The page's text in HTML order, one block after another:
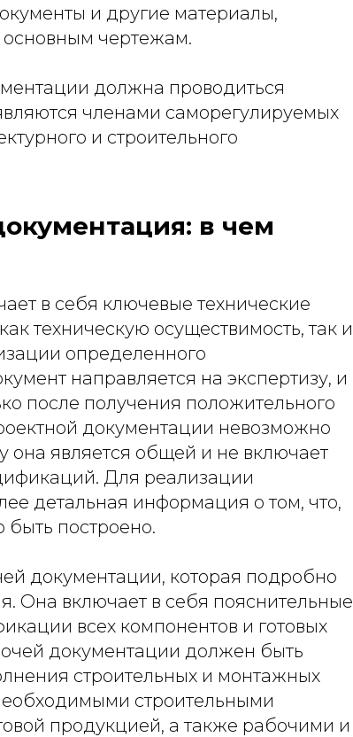
и другие материалы,
чертежам.
должна проводиться
членами саморегулируемых
и строительного
в чем
в себя ключевые технические
техническую осуществимость, так и
определенного
направляется на экспертизу, и
после получения положительного
документации невозможно
она является общей и не включает
Для реализации
детальная информация о том, что,
быть построено.
документации, которая подробно
Она включает в себя пояснительные
всех компонентов и готовых
документации должен быть
строительных и монтажных
строительными
продукцией, а также рабочими и